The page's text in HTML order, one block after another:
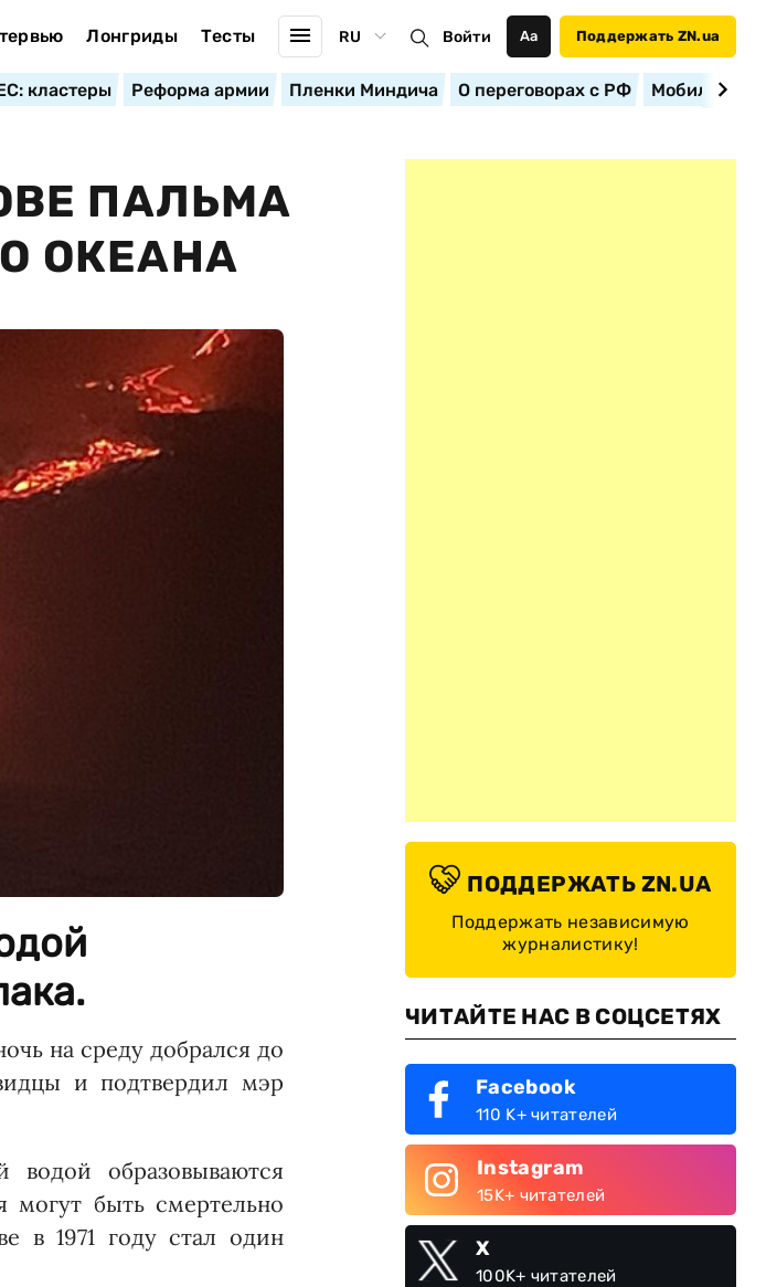
Лонгриды Тесты RU Войти Аа Поддержать ZN.ua
кластеры Реформа армии Пленки Миндича О переговорах с РФ
ПАЛЬМА
ОКЕАНА
на среду добрался до
и подтвердил мэр
образовываются
могут быть смертельно
в 1971 году стал один
ПОДДЕРЖАТЬ ZN.UA
Поддержать независимую
журналистику!
ЧИТАЙТЕ НАС В СОЦСЕТЯХ
Facebook
110 K+ читателей
Instagram
15K+ читателей
X
100K+ читателей